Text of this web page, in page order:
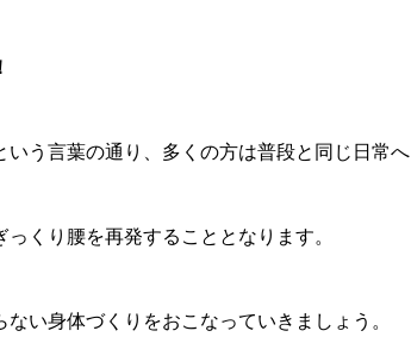
う言葉の通り、多くの方は普段と同じ日常へ
くり腰を再発することとなります。
い身体づくりをおこなっていきましょう。